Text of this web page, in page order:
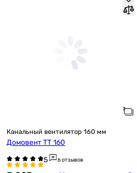
Канальный вентилятор 160 мм
Домовент ТТ 160
6 отзывов